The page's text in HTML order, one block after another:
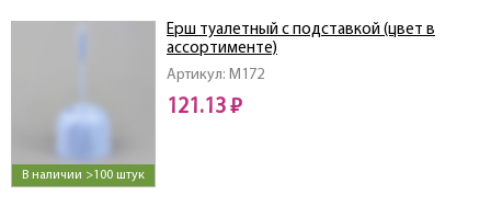
В наличии >100 штук
Артикул: M172
Ерш туалетный с подставкой (цвет в
ассортименте)
121.13 ₽